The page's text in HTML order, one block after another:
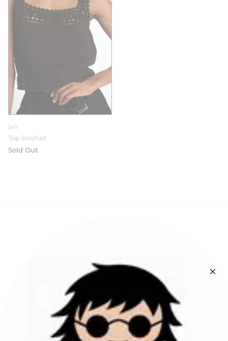
lvir
Top crochet
Sold Out
Iscriviti per rimanere sempre aggiornato su offerte e